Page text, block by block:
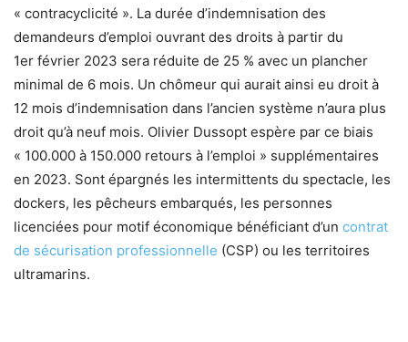
« contracyclicité ». La durée d’indemnisation des
demandeurs d’emploi ouvrant des droits à partir du
1er février 2023 sera réduite de 25 % avec un plancher
minimal de 6 mois. Un chômeur qui aurait ainsi eu droit à
12 mois d’indemnisation dans l’ancien système n’aura plus
droit qu’à neuf mois. Olivier Dussopt espère par ce biais
« 100.000 à 150.000 retours à l’emploi » supplémentaires
en 2023. Sont épargnés les intermittents du spectacle, les
dockers, les pêcheurs embarqués, les personnes
licenciées pour motif économique bénéficiant d’un contrat
de sécurisation professionnelle (CSP) ou les territoires
ultramarins.